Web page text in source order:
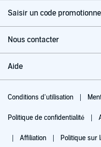
Saisir un code
Nous contacter
Aide
Conditions d'utilisation
Politique de confidentialité
Affiliation Politique sur